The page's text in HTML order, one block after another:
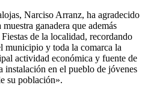
Narciso Arranz, ha agradecido
ganadera que además
de la localidad, recordando
municipio y toda la comarca la
actividad económica y fuente de
en el pueblo de jóvenes
su población».